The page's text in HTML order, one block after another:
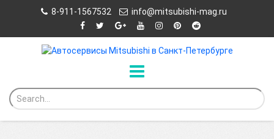
8-911-1567532 info@mitsubishi-mag.ru